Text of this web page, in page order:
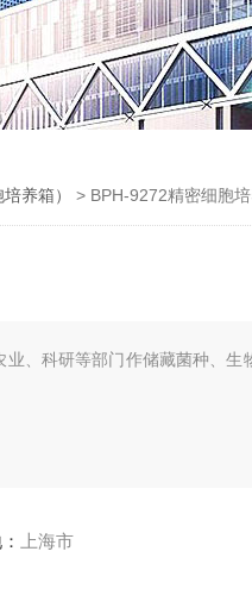
养箱） > BPH-9272精密细胞培
、科研等部门作储藏菌种、生
上海市